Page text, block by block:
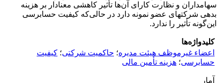
سهامداران و نظارت کارای آن‌ها تأثیر کاهشی معنادار بر هزینه
بدهی شرکت‎های عضو نمونه دارد در حالی‌که کیفیت حسابرسی
این‌گونه تأثیر را ندارد.
کلیدواژه‌ها
اعضاء غیرموظف هیئت مدیره؛ حاکمیت شرکتی؛ کیفیت
حسابرسی؛ هزینه تأمین مالی
آمار